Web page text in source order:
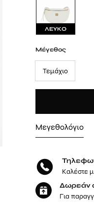
ΛΕΥΚΟ
Μέγεθος
Τεμάχιο
Μεγεθολόγιο
Καλέστε
Δωρεάν
Για